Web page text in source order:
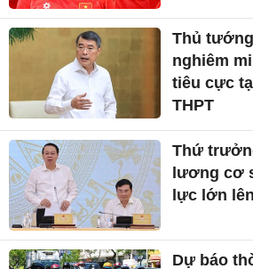
Thủ
nghiêm
tiêu cực
THPT
Thứ
lương cơ
lực lớn
Dự báo